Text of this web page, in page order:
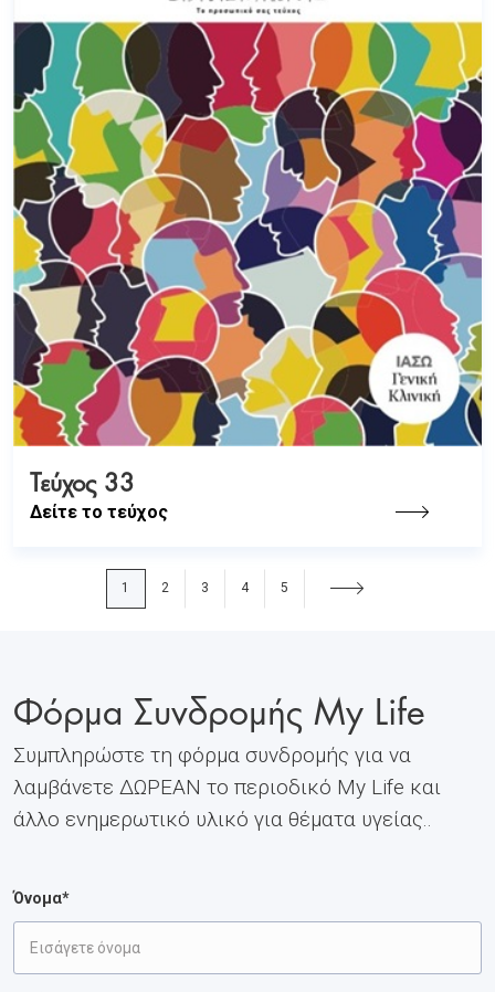
Τεύχος 33
Δείτε το τεύχος
1 2 3 4 5
Φόρμα Συνδρομής My Life
Συμπληρώστε τη φόρμα συνδρομής για να
λαμβάνετε ΔΩΡΕΑΝ το περιοδικό My Life και
άλλο ενημερωτικό υλικό για θέματα υγείας..
Όνομα*